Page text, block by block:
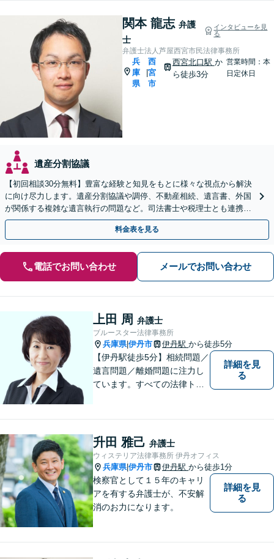
関本 龍志 弁護
士
インタビューを見
る
弁護士法人芦屋西宮市民法律事務所
兵
庫
県
|
西
宮
市
西宮北口駅 か
ら徒歩3分
営業時間：本
日定休日
遺産分割協議
【初回相談30分無料】豊富な経験と知見をもとに様々な視点から解決
に向け尽力します。遺産分割協議や調停、不動産相続、遺言書、外国
が関係する複雑な遺言執行の問題など。司法書士や税理士とも連携
し、円滑な解決を【西宮北口駅3分】【オンライン面談可】
料金表を見る
電話でお問い合わせ メールでお問い合わせ
上田 周 弁護士
ブルースター法律事務所
兵庫県|伊丹市 伊丹駅 から徒歩5分
【伊丹駅徒歩5分】相続問題／
遺言問題／離婚問題に注力し
ています。すべての法律トラ
様と信頼関係を築いて紛争解
決し、解決後の人生を幸せに
過ごして頂きたいと願いを込
めています。
詳細を見
る
升田 雅己 弁護士
ウィステリア法律事務所 伊丹オフィス
兵庫県|伊丹市 伊丹駅 から徒歩1分
検察官として１５年のキャリ
アを有する弁護士が、不安解
消のお力になります。
詳細を見
る